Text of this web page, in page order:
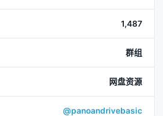
1,487
群组
网盘资源
@panoandrivebasic